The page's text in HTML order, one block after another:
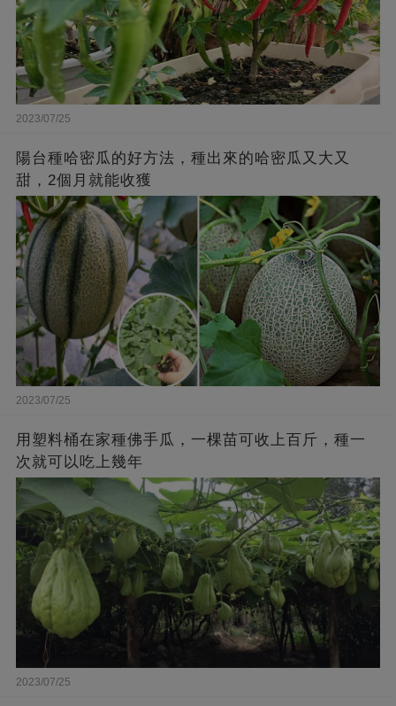
2023/07/25
陽台種哈密瓜的好方法，種出來的哈密瓜又大又
甜，2個月就能收獲
2023/07/25
用塑料桶在家種佛手瓜，一棵苗可收上百斤，種一
次就可以吃上幾年
2023/07/25